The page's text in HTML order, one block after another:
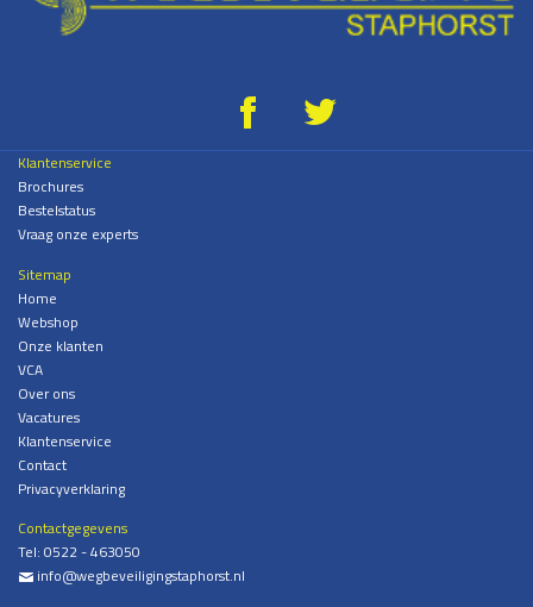
g *
Klantenservice
Brochures
Bestelstatus
Vraag onze experts
Sitemap
Home
Webshop
Onze klanten
VCA
Over ons
Vacatures
Klantenservice
Contact
Privacyverklaring
Contactgegevens
Tel: 0522 - 463050
% info@wegbeveiligingstaphorst.nl